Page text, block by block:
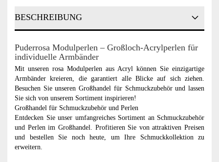
BESCHREIBUNG
Puderrosa Modulperlen – Großloch-Acrylperlen für
individuelle Armbänder
Mit unseren rosa Modulperlen aus Acryl können Sie einzigartige
Armbänder kreieren, die garantiert alle Blicke auf sich ziehen.
Besuchen Sie unseren Großhandel für Schmuckzubehör und lassen
Sie sich von unserem Sortiment inspirieren!
Großhandel für Schmuckzubehör und Perlen
Entdecken Sie unser umfangreiches Sortiment an Schmuckzubehör
und Perlen im Großhandel. Profitieren Sie von attraktiven Preisen
und bestellen Sie noch heute, um Ihre Schmuckkollektion zu
erweitern.